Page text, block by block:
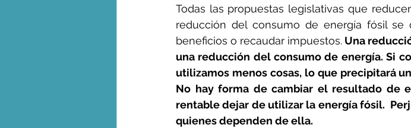
Todas las propuestas legislativas que
reducción del consumo de energía fósil
beneficios o recaudar impuestos. Una
una reducción del consumo de energía. Si
utilizamos menos cosas, lo que precipitará
No hay forma de cambiar el resultado de
rentable dejar de utilizar la energía fósil.
quienes dependen de ella.